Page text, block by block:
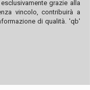
grazie alla
vincolo, contribuirà a
di qualità. 'qb'